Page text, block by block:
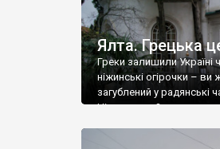
Ялта. Грецька
Греки залишили
ніжинські огірочки – ви
загублений у радянські
Ніжин греки?